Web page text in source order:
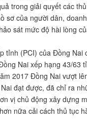
trong giải quyết các
sơ của người dân,
sát mức độ hài lòng
tỉnh (PCI) của Đồng
Nai xếp hạng 43/63
2017 Đồng Nai vượt
đạt được, đã chỉ ra
vị chủ động xây dựng
nữa cải cách thủ tục